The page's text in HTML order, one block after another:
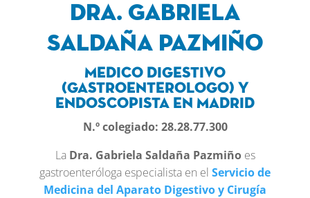
Dra. Gabriela
Saldaña Pazmiño
Medico digestivo
(gastroenterologo) y
endoscopista en Madrid
N.º colegiado: 28.28.77.300
La Dra. Gabriela Saldaña Pazmiñoes
gastroenteróloga especialista en el Servicio de
Medicina del Aparato Digestivo y Cirugía